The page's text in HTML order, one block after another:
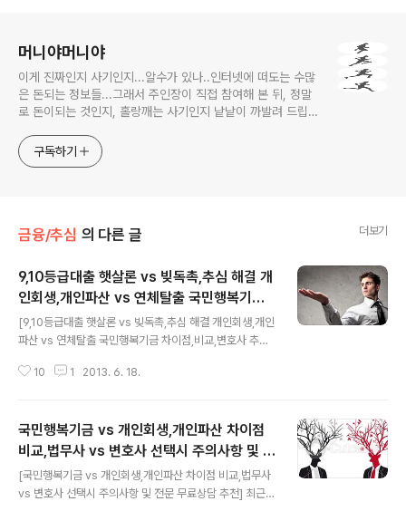
머니야머니야
이게 진짜인지 사기인지...알수가 있나..인터넷에 떠도는 수많
은 돈되는 정보들...그래서 주인장이 직접 참여해 본 뒤, 정말
로 돈이되는 것인지, 홀랑깨는 사기인지 낱낱이 까발려 드립니
야~구독하기
금융/추심 의 다른 글 더보기
9,10등급대출 햇살론 vs 빚독촉,추심 해결 개
인회생,개인파산 vs 연체탈출 국민행복기금
차이점,비교,변호사 추천
[9,10등급대출 햇살론 vs 빚독촉,추심 해결 개인회생,개인
파산 vs 연체탈출 국민행복기금 차이점,비교,변호사 추천]
업하지만, IMF때와 형태는 다르지만, 무너져가는 이웃사장
황인데, 정책자금으로 대표되는 9,10등급 대출 가능한 서
민금융상품 햇살론과 법률 구제장치인 개인회생 및 개인파
산 제도 및 추천할만한 변호사와 요즘 한창 설왕설래가 의
견이 분분한, 공약정책사업인 국민행복기금에 대해 정리해
보고, 특히나 국민행복기금을 선택해야 하는것인지, 개인
10 1 2013. 6. 18.
국민행복기금 vs 개인회생,개인파산 차이점
비교,법무사 vs 변호사 선택시 주의사항 및 전
문 무료상담 추천
[국민행복기금 vs 개인회생,개인파산 차이점 비교,법무사
vs 변호사 선택시 주의사항 및 전문 무료상담 추천] 최근